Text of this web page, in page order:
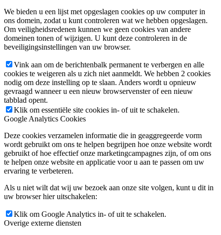
We bieden u een lijst met opgeslagen cookies op uw computer in
ons domein, zodat u kunt controleren wat we hebben opgeslagen.
Om veiligheidsredenen kunnen we geen cookies van andere
domeinen tonen of wijzigen. U kunt deze controleren in de
beveiligingsinstellingen van uw browser.
Vink aan om de berichtenbalk permanent te verbergen en alle
cookies te weigeren als u zich niet aanmeldt. We hebben 2 cookies
nodig om deze instelling op te slaan. Anders wordt u opnieuw
gevraagd wanneer u een nieuw browservenster of een nieuw
tabblad opent.
Klik om essentiële site cookies in- of uit te schakelen.
Google Analytics Cookies
Deze cookies verzamelen informatie die in geaggregeerde vorm
wordt gebruikt om ons te helpen begrijpen hoe onze website wordt
gebruikt of hoe effectief onze marketingcampagnes zijn, of om ons
te helpen onze website en applicatie voor u aan te passen om uw
ervaring te verbeteren.
Als u niet wilt dat wij uw bezoek aan onze site volgen, kunt u dit in
uw browser hier uitschakelen:
Klik om Google Analytics in- of uit te schakelen.
Overige externe diensten